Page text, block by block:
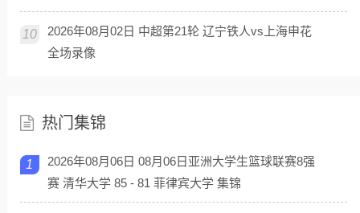
10
2026年08月02日 中超第21轮 辽宁铁人vs上海申花
全场录像
热门集锦
1
2026年08月06日 08月06日亚洲大学生篮球联赛8强
赛 清华大学 85 - 81 菲律宾大学 集锦